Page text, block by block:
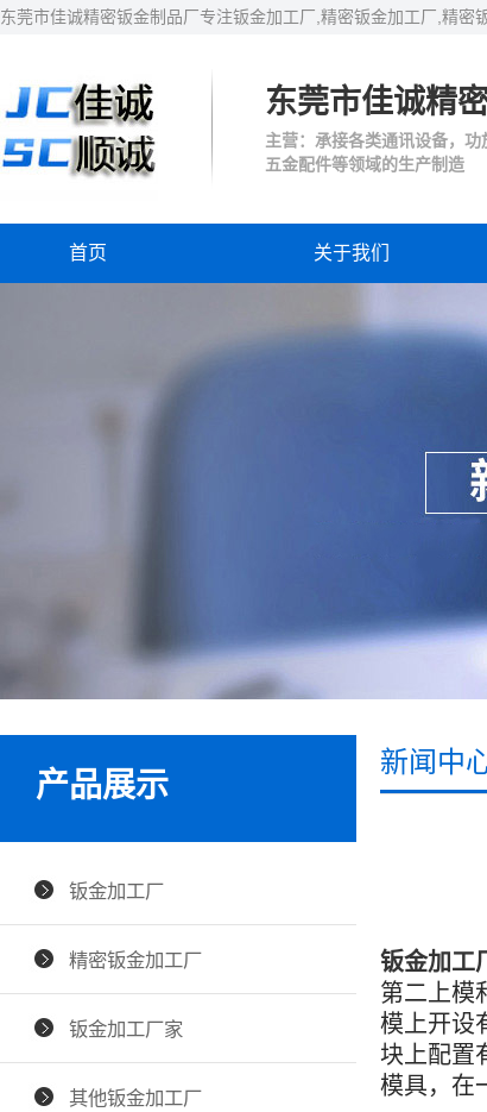
东莞市佳诚精密钣金制品厂专注钣金加工厂,精密钣金加工厂,精密
东莞市佳诚精
主营：承接各类通讯设备，
五金配件等领域的生产制造
首页 关于我们
产品展示
钣金加工厂
精密钣金加工厂
钣金加工厂家
其他钣金加工厂
新闻中
钣金加工
第二上模
模上开设
块上配置
模具，在